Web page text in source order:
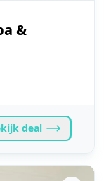
&
deal